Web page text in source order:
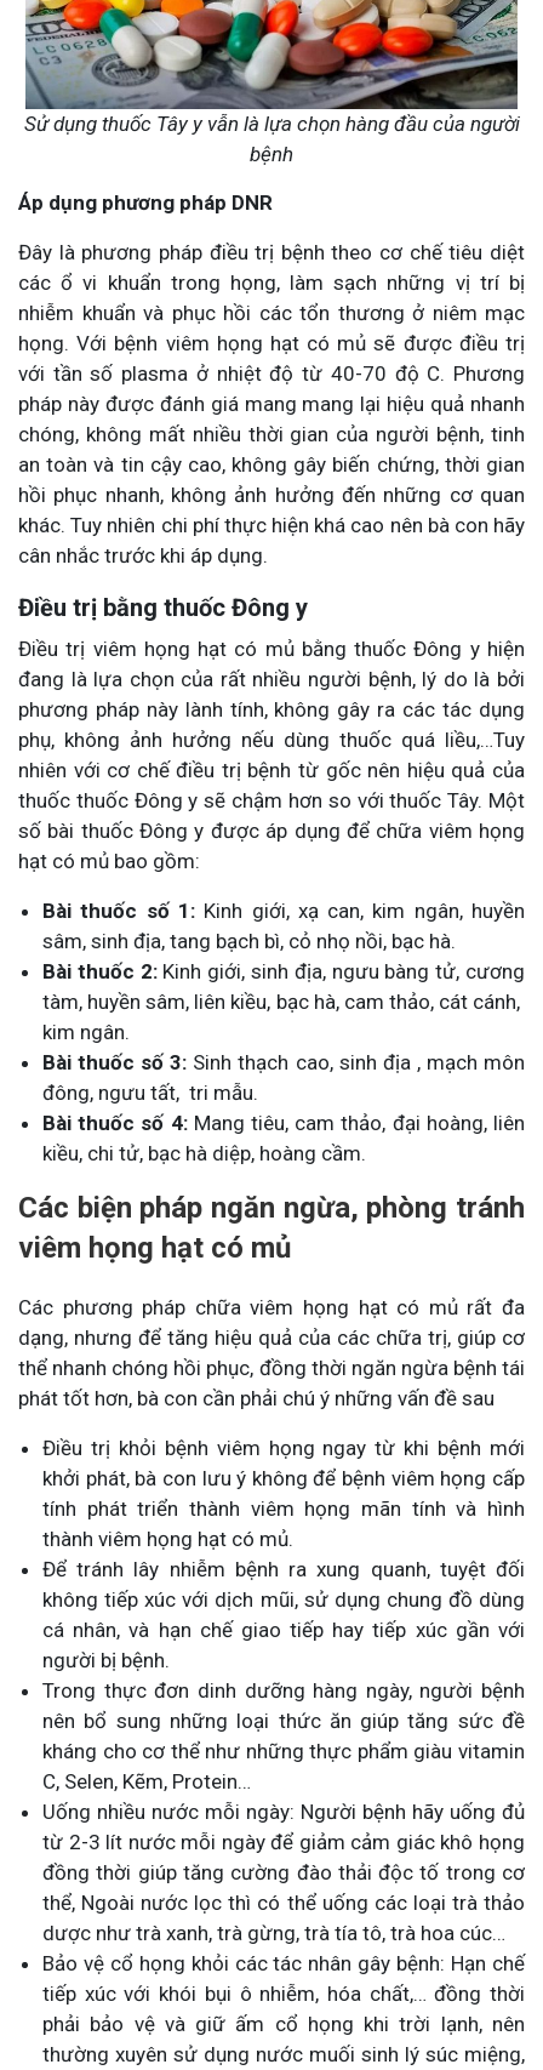
Sử dụng thuốc Tây y vẫn là lựa chọn hàng đầu của người
bệnh
Áp dụng phương pháp DNR
Đây là phương pháp điều trị bệnh theo cơ chế tiêu diệt
các ổ vi khuẩn trong họng, làm sạch những vị trí bị
nhiễm khuẩn và phục hồi các tổn thương ở niêm mạc
họng. Với bệnh viêm họng hạt có mủ sẽ được điều trị
với tần số plasma ở nhiệt độ từ 40-70 độ C. Phương
pháp này được đánh giá mang mang lại hiệu quả nhanh
chóng, không mất nhiều thời gian của người bệnh, tinh
an toàn và tin cậy cao, không gây biến chứng, thời gian
hồi phục nhanh, không ảnh hưởng đến những cơ quan
khác. Tuy nhiên chi phí thực hiện khá cao nên bà con hãy
cân nhắc trước khi áp dụng.
Điều trị bằng thuốc Đông y
Điều trị viêm họng hạt có mủ bằng thuốc Đông y hiện
đang là lựa chọn của rất nhiều người bệnh, lý do là bởi
phương pháp này lành tính, không gây ra các tác dụng
phụ, không ảnh hưởng nếu dùng thuốc quá liều,…Tuy
nhiên với cơ chế điều trị bệnh từ gốc nên hiệu quả của
thuốc thuốc Đông y sẽ chậm hơn so với thuốc Tây. Một
số bài thuốc Đông y được áp dụng để chữa viêm họng
hạt có mủ bao gồm:
Bài thuốc số 1:Kinh giới, xạ can, kim ngân, huyền
sâm, sinh địa, tang bạch bì, cỏ nhọ nồi, bạc hà.
Bài thuốc 2:Kinh giới, sinh địa, ngưu bàng tử, cương
tàm, huyền sâm, liên kiều, bạc hà, cam thảo, cát cánh,
kim ngân.
Bài thuốc số 3: Sinh thạch cao, sinh địa , mạch môn
đông, ngưu tất, tri mẫu.
Bài thuốc số 4:Mang tiêu, cam thảo, đại hoàng, liên
kiều, chi tử, bạc hà diệp, hoàng cầm.
Các biện pháp ngăn ngừa, phòng tránh
viêm họng hạt có mủ
Các phương pháp chữa viêm họng hạt có mủ rất đa
dạng, nhưng để tăng hiệu quả của các chữa trị, giúp cơ
thể nhanh chóng hồi phục, đồng thời ngăn ngừa bệnh tái
phát tốt hơn, bà con cần phải chú ý những vấn đề sau
Điều trị khỏi bệnh viêm họng ngay từ khi bệnh mới
khởi phát, bà con lưu ý không để bệnh viêm họng cấp
tính phát triển thành viêm họng mãn tính và hình
thành viêm họng hạt có mủ.
Để tránh lây nhiễm bệnh ra xung quanh, tuyệt đối
không tiếp xúc với dịch mũi, sử dụng chung đồ dùng
cá nhân, và hạn chế giao tiếp hay tiếp xúc gần với
người bị bệnh.
Trong thực đơn dinh dưỡng hàng ngày, người bệnh
nên bổ sung những loại thức ăn giúp tăng sức đề
kháng cho cơ thể như những thực phẩm giàu vitamin
C, Selen, Kẽm, Protein…
Uống nhiều nước mỗi ngày: Người bệnh hãy uống đủ
từ 2-3 lít nước mỗi ngày để giảm cảm giác khô họng
đồng thời giúp tăng cường đào thải độc tố trong cơ
thể, Ngoài nước lọc thì có thể uống các loại trà thảo
dược như trà xanh, trà gừng, trà tía tô, trà hoa cúc…
Bảo vệ cổ họng khỏi các tác nhân gây bệnh: Hạn chế
tiếp xúc với khói bụi ô nhiễm, hóa chất,… đồng thời
phải bảo vệ và giữ ấm cổ họng khi trời lạnh, nên
thường xuyên sử dụng nước muối sinh lý súc miệng,